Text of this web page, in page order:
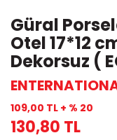
Güral
Otel 17*12
Dekorsuz (
109,00 TL + % 20
130,80 TL